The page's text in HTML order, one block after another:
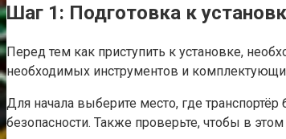
Шаг 1: Подготовка к
Перед тем как приступить к установке,
необходимых инструментов и
Для начала выберите место, где
безопасности. Также проверьте, чтобы в